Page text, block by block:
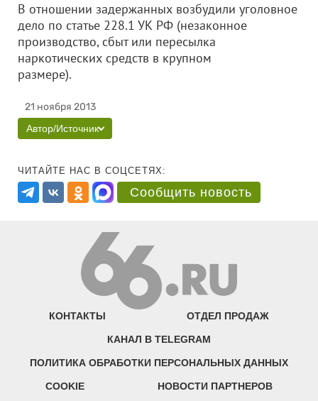
В отношении задержанных возбудили уголовное
дело по статье 228.1 УК РФ (незаконное
производство, сбыт или пересылка
наркотических средств в крупном
размере).
21 ноября 2013
Автор/Источник
ЧИТАЙТЕ НАС В СОЦСЕТЯХ:
Сообщить новость
КОНТАКТЫ ОТДЕЛ ПРОДАЖ
КАНАЛ В TELEGRAM
ПОЛИТИКА ОБРАБОТКИ ПЕРСОНАЛЬНЫХ ДАННЫХ
COOKIE НОВОСТИ ПАРТНЕРОВ